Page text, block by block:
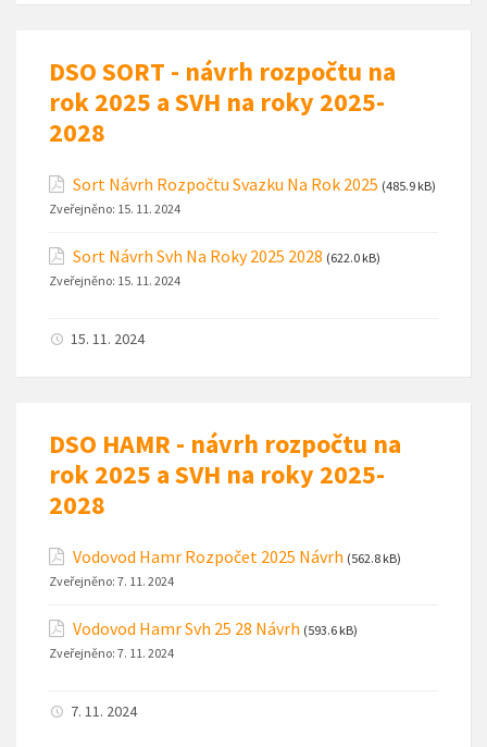
DSO SORT - návrh rozpočtu na
rok 2025 a SVH na roky 2025-
2028
Sort Návrh Rozpočtu Svazku Na Rok 2025 (485.9 kB)
Zveřejněno: 15. 11. 2024
Sort Návrh Svh Na Roky 2025 2028 (622.0 kB)
Zveřejněno: 15. 11. 2024
15. 11. 2024
DSO HAMR - návrh rozpočtu na
rok 2025 a SVH na roky 2025-
2028
Vodovod Hamr Rozpočet 2025 Návrh (562.8 kB)
Zveřejněno: 7. 11. 2024
Vodovod Hamr Svh 25 28 Návrh (593.6 kB)
Zveřejněno: 7. 11. 2024
7. 11. 2024